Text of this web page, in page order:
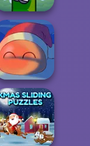
Apple Worm
Fireblob Winter